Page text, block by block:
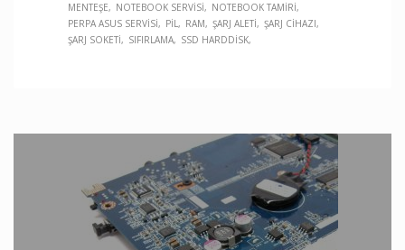
MENTEŞE
NOTEBOOK SERVISI
NOTEBOOK TAMIRI
PERPA ASUS SERVISI
PIL RAM ŞARJ ALETI
ŞARJ CIHAZI
ŞARJ SOKETI
SIFIRLAMA SSD HARDDISK